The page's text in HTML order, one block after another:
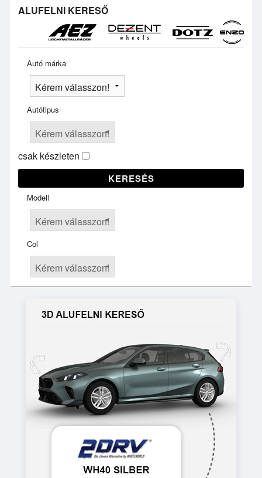
ALUFELNI KERESŐ
Autó márka
Autótipus
csak készleten
KERESÉS
Modell
Col